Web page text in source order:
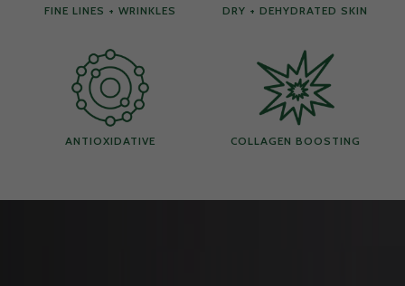
FINE LINES + WRINKLES DRY + DEHYDRATED SKIN
ANTIOXIDATIVE COLLAGEN BOOSTING